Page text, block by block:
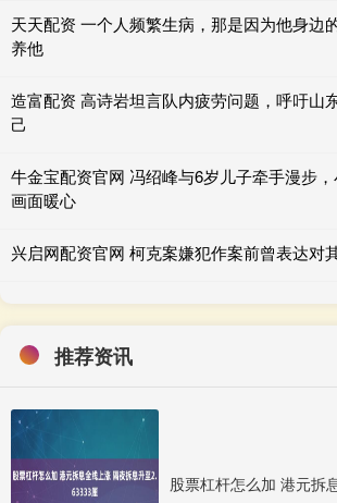
天天配资 一个人频繁生病，那是因为他身边
养他
造富配资 高诗岩坦言队内疲劳问题，呼吁山
己
牛金宝配资官网 冯绍峰与6岁儿子牵手漫步
画面暖心
兴启网配资官网 柯克案嫌犯作案前曾表达对
推荐资讯